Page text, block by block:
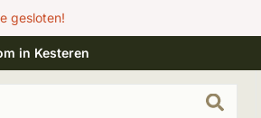
gesloten!
in Kesteren Unieke